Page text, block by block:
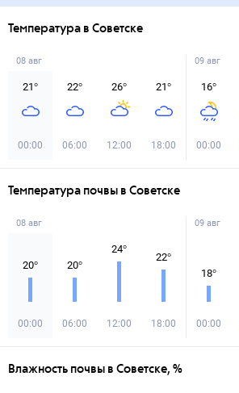
Температура в Советске
08 авг
21°
00:00
22°
06:00
26°
12:00
21°
18:00
09 авг
16°
00:00
Температура почвы в Советске
08 авг
20°
00:00
20°
06:00
24°
12:00
22°
18:00
09 авг
18°
00:00
Влажность почвы в Советске, %